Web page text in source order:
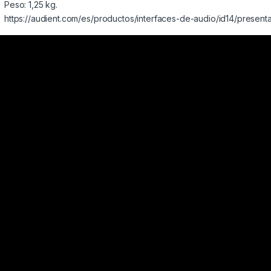
Peso: 1,25 kg.
https://audient.com/es/productos/interfaces-de-audio/id14/